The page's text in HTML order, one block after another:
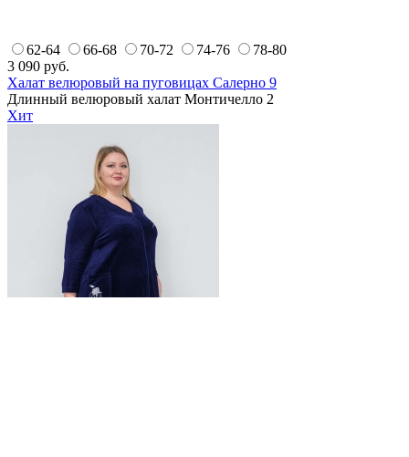
62-64 66-68 70-72 74-76
78-80
3 090 руб.
Халат велюровый на пуговицах Салерно 9
Длинный велюровый халат Монтичелло 2
Хит